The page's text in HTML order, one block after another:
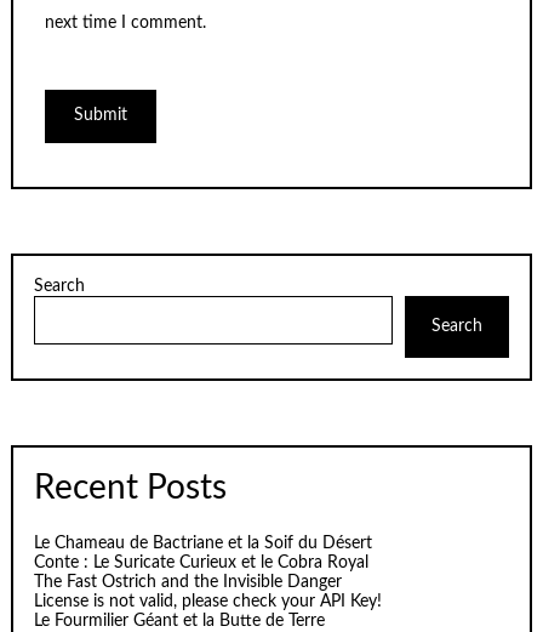
next time I comment.
Search
Search
Recent Posts
Le Chameau de Bactriane et la Soif du Désert
Conte : Le Suricate Curieux et le Cobra Royal
The Fast Ostrich and the Invisible Danger
License is not valid, please check your API Key!
Le Fourmilier Géant et la Butte de Terre